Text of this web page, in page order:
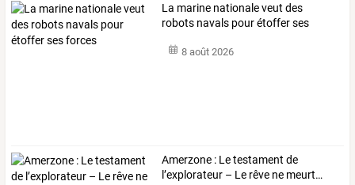
La marine nationale veut des
robots navals pour étoffer ses
8 août 2026
Amerzone : Letestament de
l’explorateur – Le rêve ne meurt…